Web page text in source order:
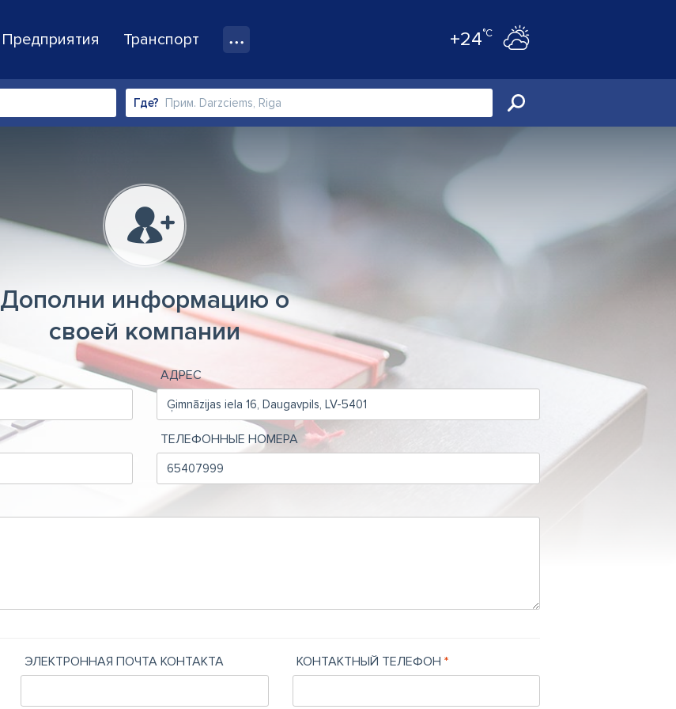
Предприятия Транспорт +24°C
Где?
Дополни информацию о
своей компании
АДРЕС
ТЕЛЕФОННЫЕ НОМЕРА
ЭЛЕКТРОННАЯ ПОЧТА КОНТАКТА КОНТАКТНЫЙ ТЕЛЕФОН